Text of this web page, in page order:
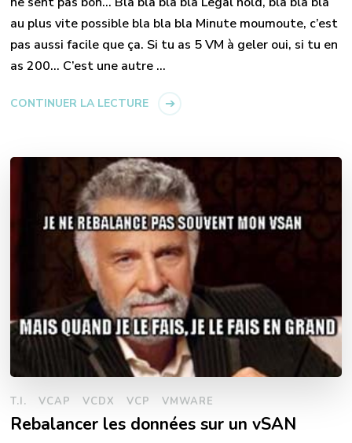
au plus vite possible bla bla bla Minute moumoute, c’est
pas aussi facile que ça. Si tu as 5 VM à geler oui, si tu en
as 200… C’est une autre …
CONTINUER LA LECTURE
T.I. VCAP VCDX VCP VMWARE
Rebalancer les données sur un vSAN